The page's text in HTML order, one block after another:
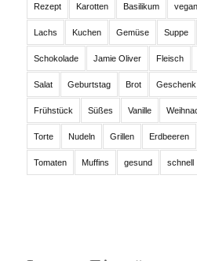
Rezept Karotten Basilikum vegan
Lachs Kuchen Gemüse Suppe
Schokolade Jamie Oliver Fleisch
Salat Geburtstag Brot Geschenk
Frühstück Süßes Vanille
Torte Nudeln Grillen Erdbeeren
Tomaten Muffins gesund schnell